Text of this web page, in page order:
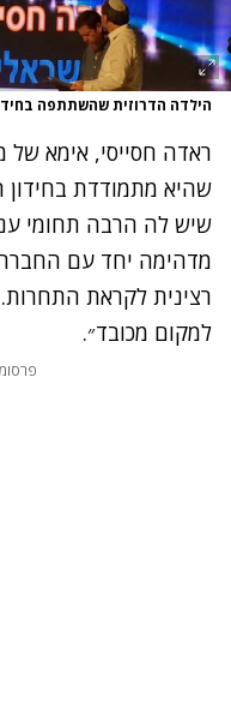
הילדה הדרוזית שהשתתפה
ראדה חסייסי, אימא
שהיא מתמודדת
שיש לה הרבה תחומי
מדהימה יחד עם
רצינית לקראת
למקום מכובד״.